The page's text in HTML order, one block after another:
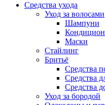
Средства ухода
Уход за волосами
Шампуни
Маски
Стайлинг
Бритьё
Средства
Средства
Средства
Уход за бородой